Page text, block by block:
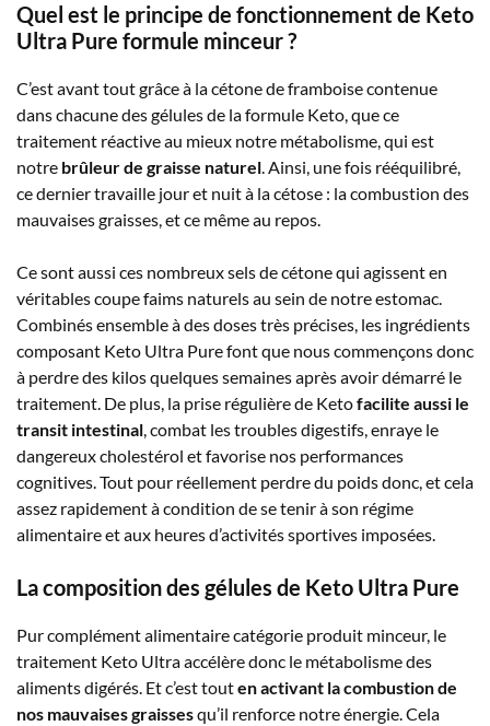
Quel est le principe de fonctionnement de Keto
Ultra Pure formule minceur ?
C’est avant tout grâce à la cétone de framboise contenue
dans chacune des gélules de la formule Keto, que ce
traitement réactive au mieux notre métabolisme, qui est
notre brûleur de graisse naturel. Ainsi, une fois rééquilibré,
ce dernier travaille jour et nuit à la cétose : la combustion des
mauvaises graisses, et ce même au repos.
Ce sont aussi ces nombreux sels de cétone qui agissent en
véritables coupe faims naturels au sein de notre estomac.
Combinés ensemble à des doses très précises, les ingrédients
composant Keto Ultra Pure font que nous commençons donc
à perdre des kilos quelques semaines après avoir démarré le
traitement. De plus, la prise régulière de Ketofacilite aussi le
transit intestinal, combat les troubles digestifs, enraye le
dangereux cholestérol et favorise nos performances
cognitives. Tout pour réellement perdre du poids donc, et cela
assez rapidement à condition de se tenir à son régime
alimentaire et aux heures d’activités sportives imposées.
La composition des gélules de Keto Ultra Pure
Pur complément alimentaire catégorie produit minceur, le
traitement Keto Ultra accélère donc le métabolisme des
aliments digérés. Et c’est touten activant la combustion de
nos mauvaises graissesqu’il renforce notre énergie. Cela